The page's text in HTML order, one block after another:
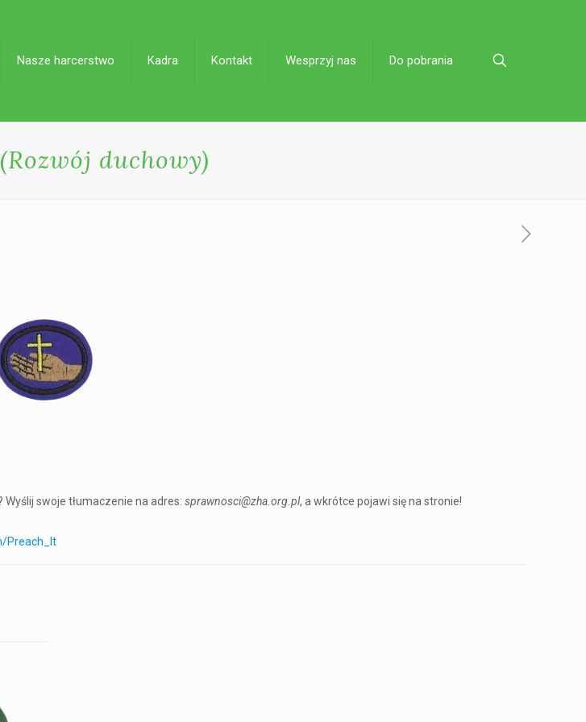
Nasze harcerstwo Kadra Kontakt Wesprzyj nas Do pobrania
duchowy)
swoje tłumaczenie na adres:sprawnosci@zha.org.pl, a wkrótce pojawi się na stronie!
Preach_It